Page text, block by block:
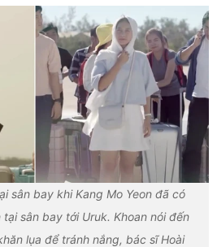
sân bay khi Kang Mo Yeon đã có
sân bay tới Uruk. Khoan nói đến
lụa để tránh nắng, bác sĩ Hoài